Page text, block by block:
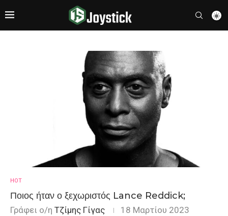
HOT
Ποιος ήταν ο ξεχωριστός Lance Reddick;
Γράφει ο/η Τζίμης Γίγας 18 Μαρτίου 2023